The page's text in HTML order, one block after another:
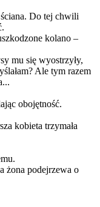
Do tej chwili
kolano –
mu się wyostrzyły,
Ale tym razem
obojętność.
kobieta trzymała
żona podejrzewa o